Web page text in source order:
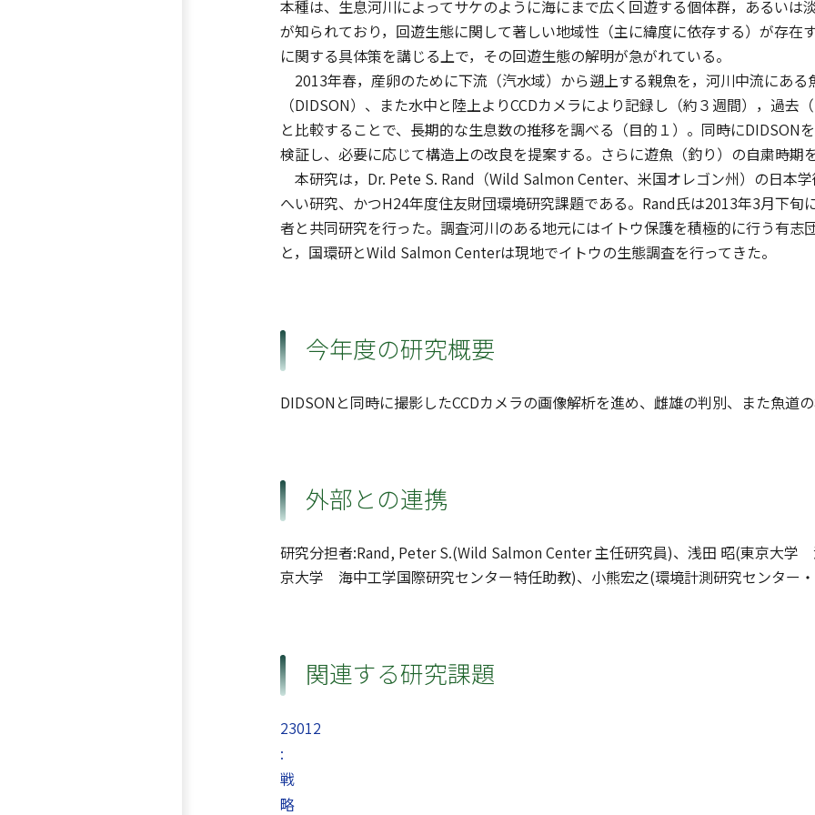
本種は、生息河川によってサケのように海にまで広く回遊する個体群，あるいは
が知られており，回遊生態に関して著しい地域性（主に緯度に依存する）が存在
に関する具体策を講じる上で，その回遊生態の解明が急がれている。
2013年春，産卵のために下流（汽水域）から遡上する親魚を，河川中流にあ
（DIDSON）、また水中と陸上よりCCDカメラにより記録し（約３週間），過
と比較することで、長期的な生息数の推移を調べる（目的１）。同時にDIDSON
検証し、必要に応じて構造上の改良を提案する。さらに遊魚（釣り）の自粛時期
本研究は，Dr. Pete S. Rand（Wild Salmon Center、米国オレゴン州）の日本
へい研究、かつH24年度住友財団環境研究課題である。Rand氏は2013年3月下
者と共同研究を行った。調査河川のある地元にはイトウ保護を積極的に行う有志
と，国環研とWild Salmon Centerは現地でイトウの生態調査を行ってきた。
今年度の研究概要
DIDSONと同時に撮影したCCDカメラの画像解析を進め、雌雄の判別、また魚道
外部との連携
研究分担者:Rand, Peter S.(Wild Salmon Center 主任研究員)、浅田 昭(東京大
京大学 海中工学国際研究センター特任助教)、小熊宏之(環境計測研究センタ
関連する研究課題
23012
:
戦
略